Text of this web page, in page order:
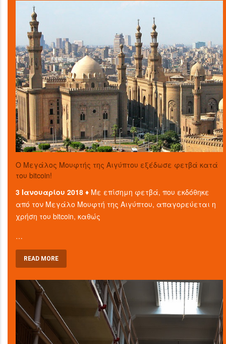
O Μεγάλος Μουφτής της Αιγύπτου εξέδωσε φετβά κατά
του bitcoin!
3 Ιανουαρίου 2018 ♦ Με επίσημη φετβά, που εκδόθηκε
από τον Μεγάλο Μουφτή της Αιγύπτου, απαγορεύεται η
χρήση του bitcoin, καθώς
…
READ MORE